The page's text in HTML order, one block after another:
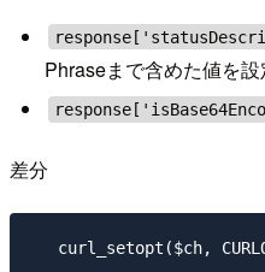
Phraseまで含めた値を
差分
curl_setopt($ch,